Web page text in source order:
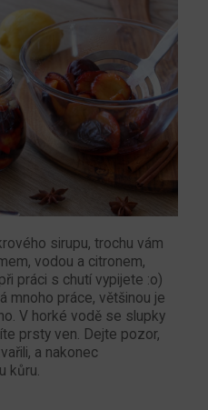
sirupu, trochu vám
vodou a citronem,
práci s chutí vypijete :o)
mnoho práce, většinou je
V horké vodě se slupky
prsty ven. Dejte pozor,
a nakonec
kůru.